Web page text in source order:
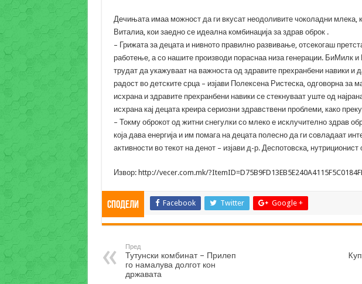
Дечињата имаа можност да ги вкусат неодоливите чоколадни млека,
Виталиа, кои заедно се идеална комбинација за здрав оброк .
– Грижата за децата и нивното правилно развивање, отсекогаш
работење, а со нашите производи пораснаа низа генерации. БиМилк и
трудат да укажуваат на важноста од здравите прехранбени навики и
радост во детските срца – изјави Полексена Ристеска, одговорна за
исхрана и здравите прехранбени навики се стекнуваат уште од
исхрана кај децата креира сериозни здравствени проблеми, како
– Токму оброкот од житни снегулки со млеко е исклучително здрав
која дава енергија и им помага на децата полесно да ги совладаат
активности во текот на денот – изјави д-р. Деспотовска,
Извор: http://vecer.com.mk/
Сподели Facebook Twitter Google +
Пред
Тутунски комбинат – Прилеп
го намалува долгот кон
државата